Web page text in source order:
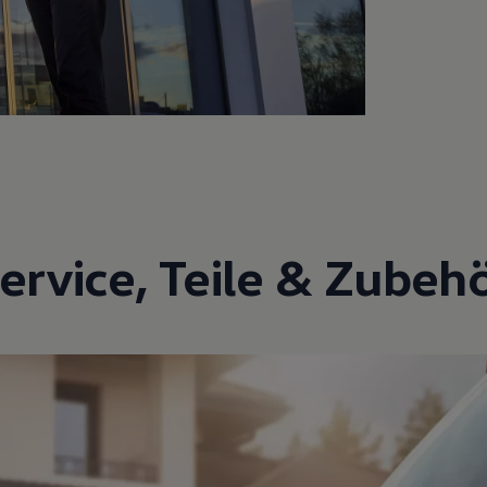
, Teile &